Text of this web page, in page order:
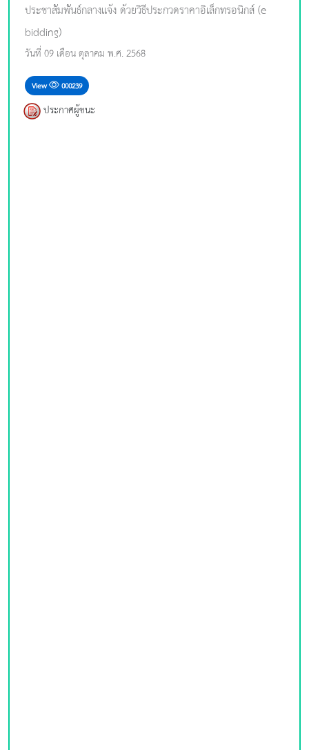
ประชาสัมพันธ์กลางแจ้ง ด้วยวิธีประกวดราคาอิเล็กทรอนิกส์ (e-
bidding)
วันที่ 09 เดือน ตุลาคม พ.ศ. 2568
View 000239
ประกาศผู้ชนะ